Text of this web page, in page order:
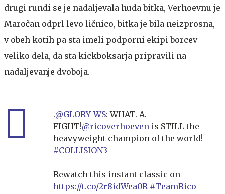
drugi rundi se je nadaljevala huda bitka, Verhoevnu je
Maročan odprl levo ličnico, bitka je bila neizprosna,
v obeh kotih pa sta imeli podporni ekipi borcev
veliko dela, da sta kickboksarja pripravili na
nadaljevanje dvoboja.
.@GLORY_WS: WHAT. A.
FIGHT!@ricoverhoeven is STILL the
heavyweight champion of the world!
#COLLISION3
Rewatch this instant classic on
https://t.co/2r8idWea0R #TeamRico